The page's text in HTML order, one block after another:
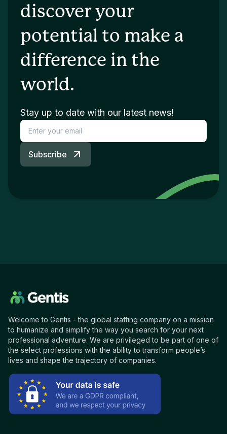
discover your
potential to make a
difference in the
world.
Stay up to date with our latest news!
Subscribe
Welcome to Gentis - the global staffing company on a mission
to humanize and simplify the way you search for your next
professional adventure. We are privileged to be part of one of
the select professions with the ability to transform people’s
lives and shape the trajectory of companies.